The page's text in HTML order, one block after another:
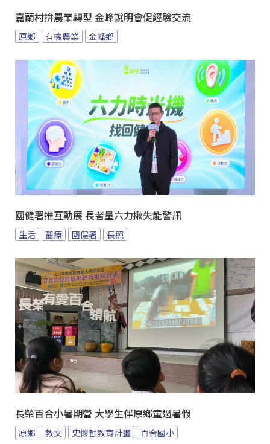
嘉蘭村拚農業轉型 金峰說明會促經驗交流
原鄉 有機農業 金峰鄉
國健署推互動展 長者量六力揪失能警訊
生活 醫療 國健署 長照
長榮百合小暑期營 大學生伴原鄉童過暑假
原鄉 教文 史懷哲教育計畫 百合國小